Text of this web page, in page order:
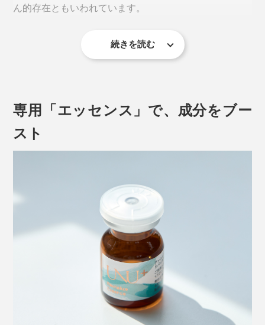
ん的存在ともいわれています。
また、この幹細胞を培養すると、その過程で成長因子や
サイトカイン、エクソソームなど、肌をすこやかに保つ
成分が分泌されます。
それらを含む培養液の上澄み液（＝幹細胞上清液
を、配合しているのが幹細胞コスメです（幹細胞自体は
続きを読む
専用「エッセンス」で、成分をブー
スト